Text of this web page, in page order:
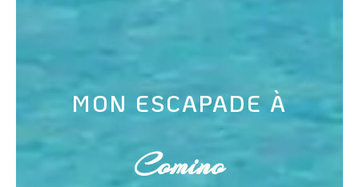
MON ESCAPADE À
Comino